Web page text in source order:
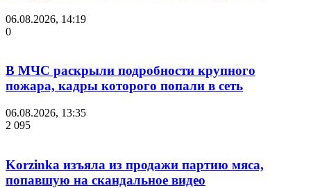
06.08.2026, 14:19
0
В МЧС раскрыли подробности крупного
пожара, кадры которого попали в сеть
06.08.2026, 13:35
2 095
Korzinka изъяла из продажи партию мяса,
попавшую на скандальное видео